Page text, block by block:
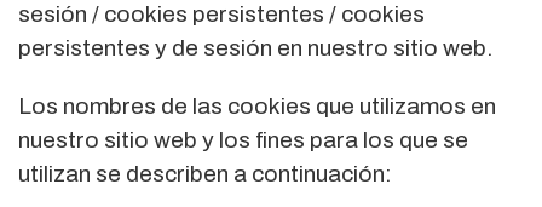
sesión / cookies persistentes / cookies
persistentes y de sesión en nuestro sitio web.
Los nombres de las cookies que utilizamos en
nuestro sitio web y los fines para los que se
utilizan se describen a continuación: